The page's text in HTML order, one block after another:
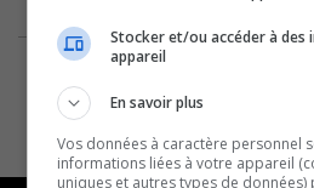
Stocker et/ou accéder à des
appareil
En savoir plus
Vos données à caractère personnel
informations liées à votre appareil
uniques et autres types de